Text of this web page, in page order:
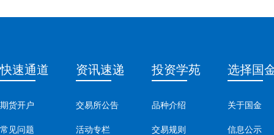
快速通道
期货开户
常见问题
资讯速递
交易所公告
活动专栏
投资学苑
品种介绍
交易规则
选择国
关于国金
信息公示